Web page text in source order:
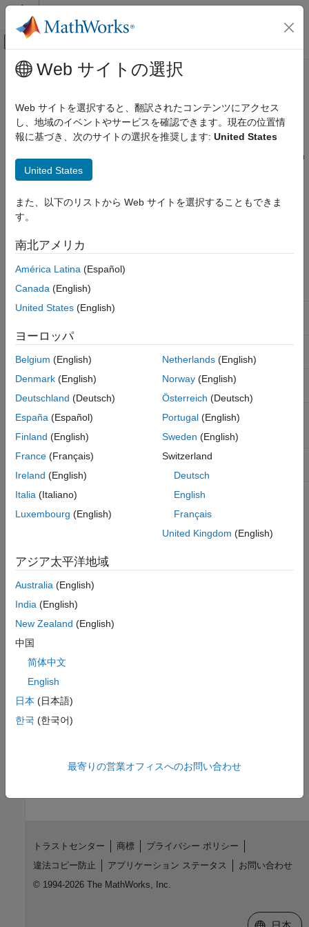
コンテンツへスキップ
オフキャンバス ナビゲーション メ
ドキュメンテーションのホーム
FPGA、ASIC、および SoC 開発
HDL Coder
Code Generation
Model Configuration Parameters: Floating
メインコンテンツ
Model Configuration Parameters:
Floating Point
The Floating Point
category enables you to specify the floating
point IP libraries. You can specify whether to generate code with
native floating point support in HDL Coder™ or with native
point library.
Parameters>
category.
Parameter
Use Floating Point
Latency Strategy
Specify minimum or
maximum latency.
Handle Denormals
Specify whether to handle
Mantissa Multiply Strategy
Specify how to implement
the mantissa multiplication
operation.
Vendor Specific Floating
Point Library
Select vendor-specific
floating-point library.
The Configuration Parameters dialog box also includes other
code generation parameters:
Model Configuration Parameters: Optimization
Model Configuration Parameters: Report
Model Configuration Parameters: EDA Tool Scripts
Web サイトの選択
Web サイトを選択すると、翻訳されたコンテンツにアクセス
し、地域のイベントやサービスを確認できます。現在の位置情
報に基づき、次のサイトの選択を推奨します: United States
United States
また、以下のリストから Web サイトを選択することもできま
す。
南北アメリカ
América Latina (Español)
Canada (English)
United States (English)
ヨーロッパ
Belgium (English)
Denmark (English)
Deutschland (Deutsch)
España (Español)
Finland (English)
France (Français)
Ireland (English)
Italia (Italiano)
Luxembourg (English)
Netherlands(English)
Norway(English)
Österreich (Deutsch)
Portugal(English)
Sweden (English)
Switzerland
Deutsch
English
Français
United Kingdom (English)
アジア太平洋地域
Australia (English)
India (English)
New Zealand (English)
中国
简体中文
English
日本 (日本語)
한국 (한국어)
最寄りの営業オフィスへのお問い合わせ
トラストセンター 商標
プライバシー ポリシー
違法コピー防止
アプリケーション ステータス
お問い合わせ
© 1994-2026 The MathWorks, Inc.